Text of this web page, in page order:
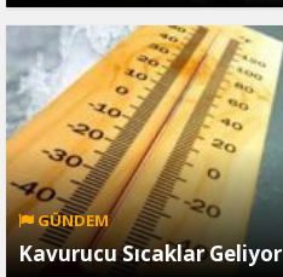
GÜNDEM
Kavurucu Sıcaklar Geliyor